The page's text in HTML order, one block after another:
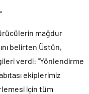
mağdur
belirten Üstün,
verdi: “Yönlendirme
ekiplerimiz
için tüm